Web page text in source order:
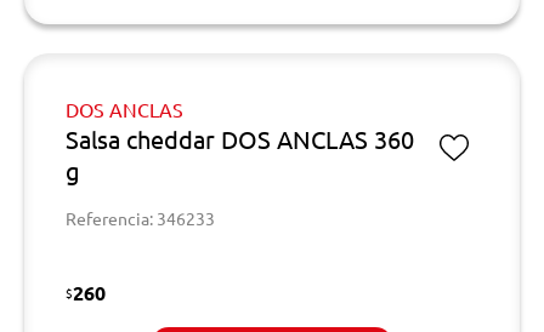
DOS ANCLAS
Salsa cheddar DOS ANCLAS 360
g
Referencia: 346233
$260